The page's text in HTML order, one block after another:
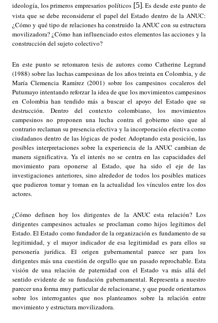
ideología, los primeros empresarios políticos [5]. Es desde este punto de
vista que se debe reconsiderar el papel del Estado dentro de la ANUC:
¿Cómo y qué tipo de relaciones ha construido la ANUC con su estructura
movilizadora? ¿Cómo han influenciado estos elementos las acciones y la
construcción del sujeto colectivo?
En este punto se retomaron tesis de autores como Catherine Legrand
(1988) sobre las luchas campesinas de los años treinta en Colombia, y de
María Clemencia Ramírez (2001) sobre los campesinos cocaleros del
Putumayo intentando reforzar la idea de que los movimientos campesinos
en Colombia han tendido más a buscar el apoyo del Estado que su
destrucción. Dentro del contexto colombiano, los movimientos
campesinos no proponen una lucha contra el gobierno sino que al
contrario reclaman su presencia efectiva y la incorporación efectiva como
ciudadanos dentro de las lógicas de poder. Adoptando esta posición, las
posibles interpretaciones sobre la experiencia de la ANUC cambian de
manera significativa. Ya el interés no se centra en las capacidades del
movimiento para oponerse al Estado, que ha sido el eje de las
investigaciones anteriores, sino alrededor de todos los posibles matices
que pudieron tomar y toman en la actualidad los vínculos entre los dos
actores.
¿Cómo definen hoy los dirigentes de la ANUC esta relación? Los
dirigentes campesinos actuales se proclaman como hijos legítimos del
Estado. El Estado como fundador de la organización es fundamento de su
legitimidad, y el mayor indicador de esa legitimidad es para ellos su
personería jurídica. El origen gubernamental parece ser para los
dirigentes más una cuestión de orgullo que un pasado reprochable. Esta
visión de una relación de paternidad con el Estado va más allá del
sentido evidente de su fundación gubernamental. Representa a nuestro
parecer una forma muy particular de relacionarse, y que puede orientarnos
sobre los interrogantes que nos planteamos sobre la relación entre
movimiento y estructura movilizadora.